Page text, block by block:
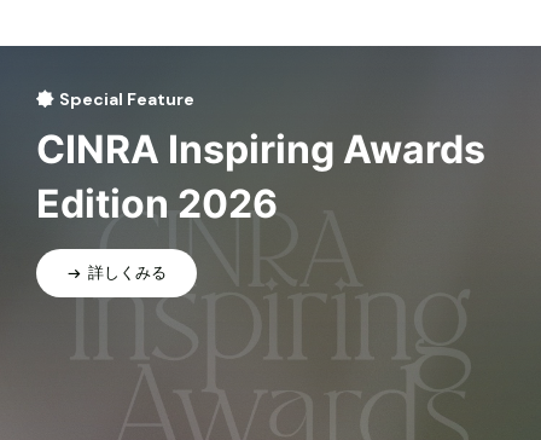
Special Feature
CINRA Inspiring Awards
Edition 2026
詳しくみる